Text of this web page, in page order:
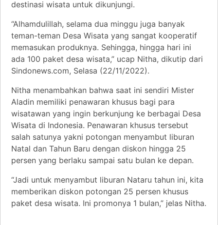
destinasi wisata untuk dikunjungi.
“Alhamdulillah, selama dua minggu juga banyak
teman-teman Desa Wisata yang sangat kooperatif
memasukan produknya. Sehingga, hingga hari ini
ada 100 paket desa wisata,” ucap Nitha, dikutip dari
Sindonews.com, Selasa (22/11/2022).
Nitha menambahkan bahwa saat ini sendiri Mister
Aladin memiliki penawaran khusus bagi para
wisatawan yang ingin berkunjung ke berbagai Desa
Wisata di Indonesia. Penawaran khusus tersebut
salah satunya yakni potongan menyambut liburan
Natal dan Tahun Baru dengan diskon hingga 25
persen yang berlaku sampai satu bulan ke depan.
“Jadi untuk menyambut liburan Nataru tahun ini, kita
memberikan diskon potongan 25 persen khusus
paket desa wisata. Ini promonya 1 bulan,” jelas Nitha.